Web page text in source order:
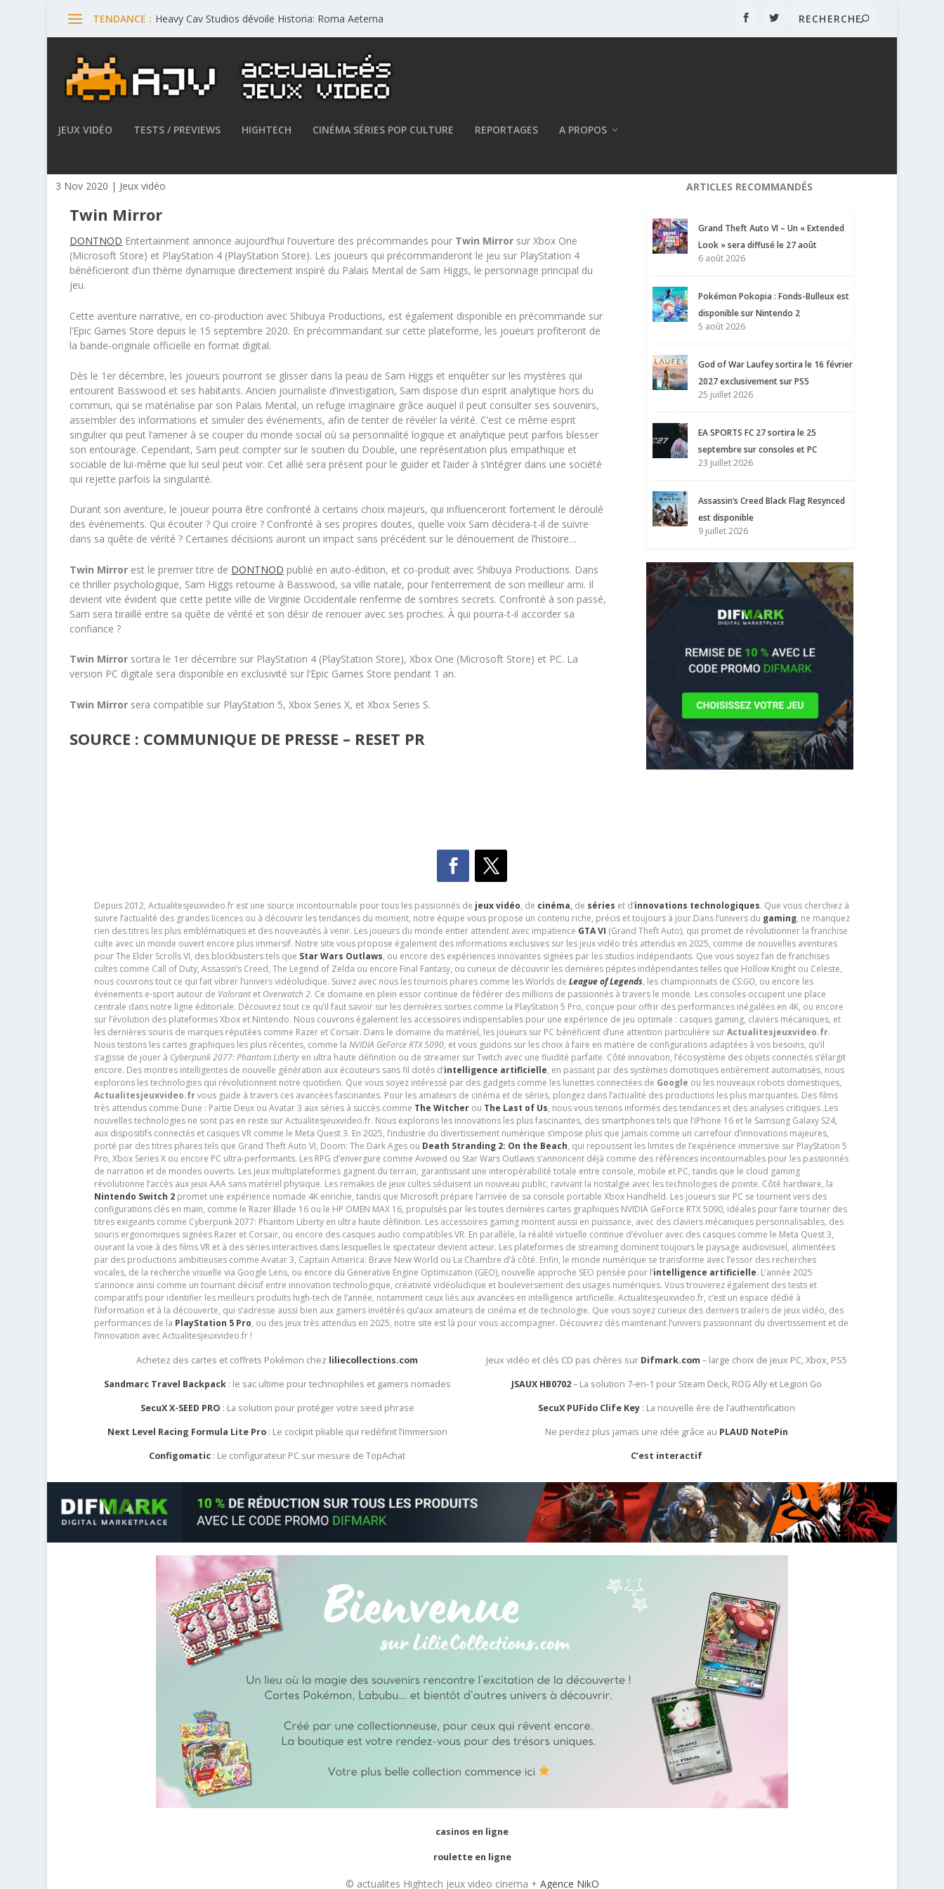
TENDANCE : Heavy Cav Studios dévoile Historia: Roma Aeterna
JEUX VIDÉO TESTS / PREVIEWS HIGHTECH CINÉMA SÉRIES POP CULTURE REPORTAGES A PROPOS
3 Nov 2020 | Jeux vidéo
Twin Mirror
DONTNOD Entertainment annonce aujourd’hui l’ouverture des précommandes pour Twin Mirror sur Xbox One
(Microsoft Store) et PlayStation 4 (PlayStation Store). Les joueurs qui précommanderont le jeu sur PlayStation 4
bénéficieront d’un thème dynamique directement inspiré du Palais Mental de Sam Higgs, le personnage principal du
jeu.
Cette aventure narrative, en co-production avec Shibuya Productions, est également disponible en précommande sur
l’Epic Games Store depuis le 15 septembre 2020. En précommandant sur cette plateforme, les joueurs profiteront de
la bande-originale officielle en format digital.
Dès le 1er décembre, les joueurs pourront se glisser dans la peau de Sam Higgs et enquêter sur les mystères qui
entourent Basswood et ses habitants. Ancien journaliste d’investigation, Sam dispose d’un esprit analytique hors du
commun, qui se matérialise par son Palais Mental, un refuge imaginaire grâce auquel il peut consulter ses souvenirs,
assembler des informations et simuler des événements, afin de tenter de révéler la vérité. C’est ce même esprit
singulier qui peut l’amener à se couper du monde social où sa personnalité logique et analytique peut parfois blesser
son entourage. Cependant, Sam peut compter sur le soutien du Double, une représentation plus empathique et
sociable de lui-même que lui seul peut voir. Cet allié sera présent pour le guider et l’aider à s’intégrer dans une société
qui rejette parfois la singularité.
Durant son aventure, le joueur pourra être confronté à certains choix majeurs, qui influenceront fortement le déroulé
des événements. Qui écouter ? Qui croire ? Confronté à ses propres doutes, quelle voix Sam décidera-t-il de suivre
dans sa quête de vérité ? Certaines décisions auront un impact sans précédent sur le dénouement de l’histoire…
Twin Mirror est le premier titre de DONTNOD publié en auto-édition, et co-produit avec Shibuya Productions. Dans
ce thriller psychologique, Sam Higgs retourne à Basswood, sa ville natale, pour l’enterrement de son meilleur ami. Il
devient vite évident que cette petite ville de Virginie Occidentale renferme de sombres secrets. Confronté à son passé,
Sam sera tiraillé entre sa quête de vérité et son désir de renouer avec ses proches. À qui pourra-t-il accorder sa
confiance ?
Twin Mirror sortira le 1er décembre sur PlayStation 4 (PlayStation Store), Xbox One (Microsoft Store) et PC. La
version PC digitale sera disponible en exclusivité sur l’Epic Games Store pendant 1 an.
Twin Mirror sera compatible sur PlayStation 5, Xbox Series X, et Xbox Series S.
SOURCE : COMMUNIQUE DE PRESSE – RESET PR
ARTICLES RECOMMANDÉS
Grand Theft Auto VI – Un « Extended
Look » sera diffusé le 27 août
6 août 2026
Pokémon Pokopia : Fonds-Bulleux est
disponible sur Nintendo 2
5 août 2026
God of War Laufey sortira le 16 février
2027 exclusivement sur PS5
25 juillet 2026
EA SPORTS FC 27 sortira le 25
septembre sur consoles et PC
23 juillet 2026
Assassin’s Creed Black Flag Resynced
est disponible
9 juillet 2026
Depuis 2012, Actualitesjeuxvideo.fr est une source incontournable pour tous les passionnés de jeux vidéo, de cinéma,de séries et d’innovations technologiques. Que vous cherchiez à
suivre l’actualité des grandes licences ou à découvrir les tendances du moment, notre équipe vous propose un contenu riche, précis et toujours à jour.Dans l’univers du gaming, ne manquez
rien des titres les plus emblématiques et des nouveautés à venir. Les joueurs du monde entier attendent avec impatience GTA VI (Grand Theft Auto), qui promet de révolutionner la franchise
culte avec un monde ouvert encore plus immersif. Notre site vous propose également des informations exclusives sur les jeux vidéo très attendus en 2025, comme de nouvelles aventures
pour The Elder Scrolls VI, des blockbusters tels que Star Wars Outlaws, ou encore des expériences innovantes signées par les studios indépendants. Que vous soyez fan de franchises
cultes comme Call of Duty, Assassin’s Creed, The Legend of Zelda ou encore Final Fantasy, ou curieux de découvrir les dernières pépites indépendantes telles que Hollow Knight ou Celeste,
nous couvrons tout ce qui fait vibrer l’univers vidéoludique. Suivez avec nous les tournois phares comme les Worlds de League of Legends, les championnats de CS:GO, ou encore les
événements e-sport autour de Valorantet Overwatch 2. Ce domaine en plein essor continue de fédérer des millions de passionnés à travers le monde. Les consoles occupent une place
centrale dans notre ligne éditoriale. Découvrez tout ce qu’il faut savoir sur les dernières sorties comme la PlayStation 5 Pro, conçue pour offrir des performances inégalées en 4K, ou encore
sur l’évolution des plateformes Xbox et Nintendo. Nous couvrons également les accessoires indispensables pour une expérience de jeu optimale : casques gaming, claviers mécaniques, et
les dernières souris de marques réputées comme Razer et Corsair. Dans le domaine du matériel, les joueurs sur PC bénéficient d’une attention particulière surActualitesjeuxvideo.fr.
Nous testons les cartes graphiques les plus récentes, comme la NVIDIA GeForce RTX 5090, et vous guidons sur les choix à faire en matière de configurations adaptées à vos besoins, qu’il
s’agisse de jouer à Cyberpunk 2077: Phantom Libertyen ultra haute définition ou de streamer sur Twitch avec une fluidité parfaite. Côté innovation, l’écosystème des objets connectés s’élargit
encore. Des montres intelligentes de nouvelle génération aux écouteurs sans fil dotés d’intelligence artificielle, en passant par des systèmes domotiques entièrement automatisés, nous
explorons les technologies qui révolutionnent notre quotidien. Que vous soyez intéressé par des gadgets comme les lunettes connectées de Google ou les nouveaux robots domestiques,
Actualitesjeuxvideo.frvous guide à travers ces avancées fascinantes. Pour les amateurs de cinéma et de séries, plongez dans l’actualité des productions les plus marquantes. Des films
très attendus comme Dune : Partie Deux ou Avatar 3 aux séries à succès comme The Witcherou The Last of Us, nous vous tenons informés des tendances et des analyses critiques .Les
nouvelles technologies ne sont pas en reste sur Actualitesjeuxvideo.fr. Nous explorons les innovations les plus fascinantes, des smartphones tels que l’iPhone 16 et le Samsung Galaxy S24,
aux dispositifs connectés et casques VR comme le Meta Quest 3. En 2025, l’industrie du divertissement numérique s’impose plus que jamais comme un carrefour d’innovations majeures,
porté par des titres phares tels que Grand Theft Auto VI, Doom: The Dark Ages ou Death Stranding 2: On the Beach, qui repoussent les limites de l’expérience immersive sur PlayStation 5
Pro, Xbox Series X ou encore PC ultra-performants. Les RPG d’envergure comme Avowed ou Star Wars Outlaws s’annoncent déjà comme des références incontournables pour les passionnés
de narration et de mondes ouverts. Les jeux multiplateformes gagnent du terrain, garantissant une interopérabilité totale entre console, mobile et PC, tandis que le cloud gaming
révolutionne l’accès aux jeux AAA sans matériel physique. Les remakes de jeux cultes séduisent un nouveau public, ravivant la nostalgie avec les technologies de pointe. Côté hardware, la
Nintendo Switch 2promet une expérience nomade 4K enrichie, tandis que Microsoft prépare l’arrivée de sa console portable Xbox Handheld. Les joueurs sur PC se tournent vers des
configurations clés en main, comme le Razer Blade 16 ou le HP OMEN MAX 16, propulsés par les toutes dernières cartes graphiques NVIDIA GeForce RTX 5090, idéales pour faire tourner des
titres exigeants comme Cyberpunk 2077: Phantom Liberty en ultra haute définition. Les accessoires gaming montent aussi en puissance, avec des claviers mécaniques personnalisables, des
souris ergonomiques signées Razer et Corsair, ou encore des casques audio compatibles VR. En parallèle, la réalité virtuelle continue d’évoluer avec des casques comme le Meta Quest 3,
ouvrant la voie à des films VR et à des séries interactives dans lesquelles le spectateur devient acteur. Les plateformes de streaming dominent toujours le paysage audiovisuel, alimentées
par des productions ambitieuses comme Avatar 3, Captain America: Brave New World ou La Chambre d’à côté. Enfin, le monde numérique se transforme avec l’essor des recherches
vocales, de la recherche visuelle via Google Lens, ou encore du Generative Engine Optimization (GEO), nouvelle approche SEO pensée pour l’intelligence artificielle. L’année 2025
s’annonce ainsi comme un tournant décisif entre innovation technologique, créativité vidéoludique et bouleversement des usages numériques. Vous trouverez également des tests et
comparatifs pour identifier les meilleurs produits high-tech de l’année, notamment ceux liés aux avancées en intelligence artificielle. Actualitesjeuxvideo.fr, c’est un espace dédié à
l’information et à la découverte, qui s’adresse aussi bien aux gamers invétérés qu’aux amateurs de cinéma et de technologie. Que vous soyez curieux des derniers trailers de jeux vidéo, des
performances de la PlayStation 5 Pro, ou des jeux très attendus en 2025, notre site est là pour vous accompagner. Découvrez dès maintenant l’univers passionnant du divertissement et de
l’innovation avec Actualitesjeuxvideo.fr !
Achetez des cartes et coffrets Pokémon chez liliecollections.com
Sandmarc Travel Backpack: le sac ultime pour technophiles et gamers nomades
SecuX X-SEED PRO : La solution pour protéger votre seed phrase
Next Level Racing Formula Lite Pro: Le cockpit pliable qui redéfinit l’immersion
Configomatic : Le configurateur PC sur mesure de TopAchat
Jeux vidéo et clés CD pas chères sur Difmark.com – large choix de jeux PC, Xbox, PS5
JSAUX HB0702– La solution 7-en-1 pour Steam Deck, ROG Ally et Legion Go
SecuX PUFido Clife Key : La nouvelle ère de l’authentification
Ne perdez plus jamais une idée grâce au PLAUD NotePin
C’est interactif
casinos en ligne
roulette en ligne
© actualites Hightech jeux video cinema + Agence NikO